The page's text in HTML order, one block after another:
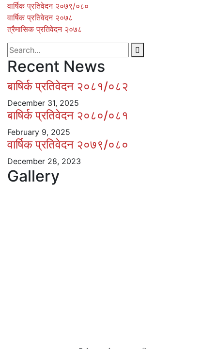
वार्षिक प्रतिवेदन २०७९/०८०
वार्षिक प्रतिवेदन २०७८
त्रैमासिक प्रतिवेदन २०७८
Recent News
बाषिर्क प्रतिवेदन २०८१/०८२
December 31, 2025
बाषिर्क प्रतिवेदन २०८०/०८१
February 9, 2025
वार्षिक प्रतिवेदन २०७९/०८०
December 28, 2023
Gallery